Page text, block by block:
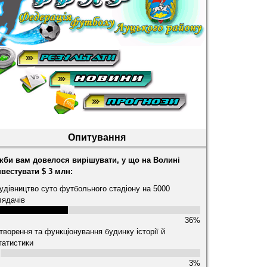
Опитування
вам довелося вирішувати, у що на Волині
$ 3 млн:
суто футбольного стадіону на 5000
36%
та функціонування будинку історії й
3%